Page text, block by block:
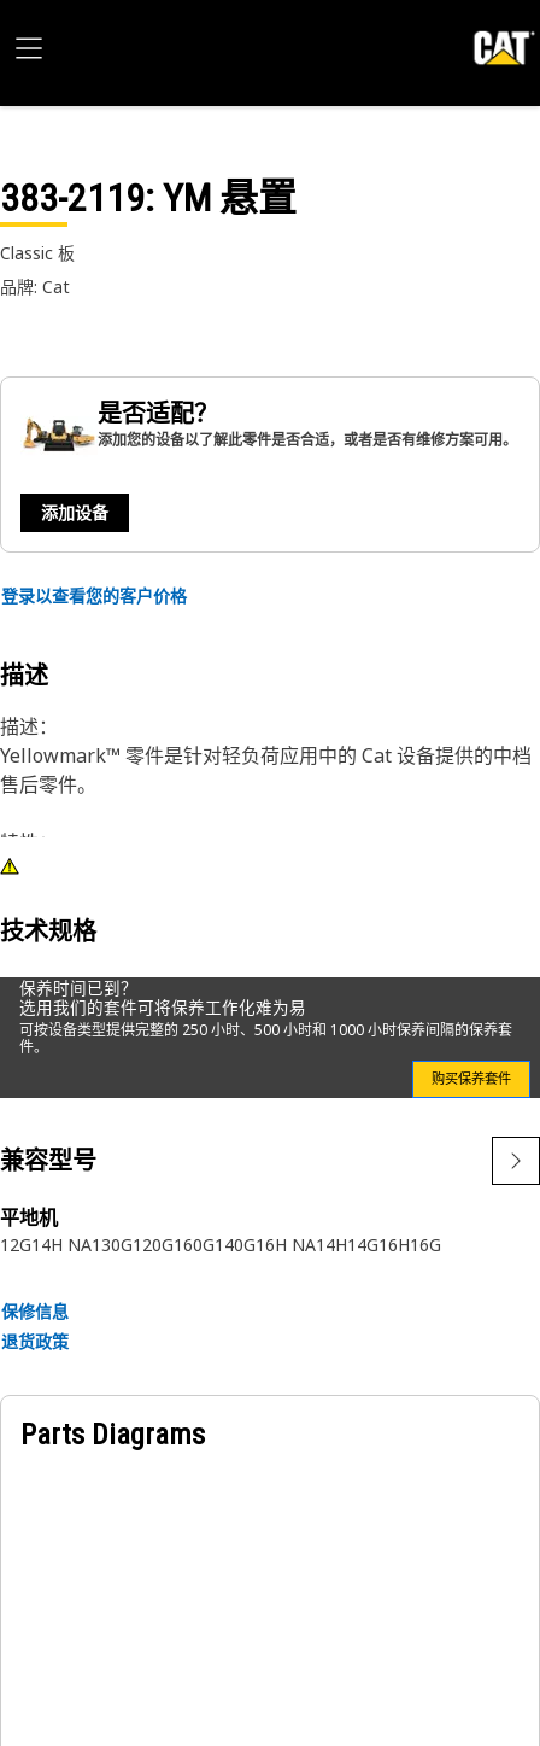
383-2119: YM 悬置
Classic 板
品牌: Cat
是否适配？
添加您的设备以了解此零件是否合适，或者是否有维修方案可用。
添加设备
登录以查看您的客户价格
描述
描述：
Yellowmark™ 零件是针对轻负荷应用中的 Cat 设备提供的中档
售后零件。
特性：
Yellowmark™ 零件的外形、适合性和功能与优质 Cat 零件完全
Yellowmark™ 零件还具有自己的保固声明。
建议应用：
轻负荷应用
技术规格
保养时间已到？
选用我们的套件可将保养工作化难为易
可按设备类型提供完整的 250 小时、500 小时和 1000 小时保养间隔的保养套
件。
购买保养套件
兼容型号
平地机
12G14H NA130G120G160G140G16H NA14H14G16H16G
保修信息
退货政策
Parts Diagrams